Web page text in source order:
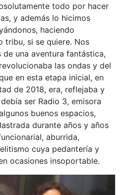
todo por hacer
y además lo hicimos
haciendo
tribu, si se quiere. Nos
una aventura fantástica,
las ondas y del
en esta etapa inicial, en
de 2018, era, reflejaba y
ser Radio 3, emisora
buenos espacios,
durante años y años
aburrida,
cuya pedantería y
ocasiones insoportable.